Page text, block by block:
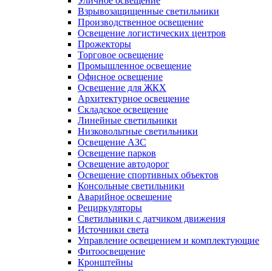
Взрывозащищенные светильники
Производственное освещение
Освещение логистических центров
Прожекторы
Торговое освещение
Промышленное освещение
Офисное освещение
Освещение для ЖКХ
Архитектурное освещение
Складское освещение
Линейные светильники
Низковольтные светильники
Освещение АЗС
Освещение парков
Освещение автодорог
Освещение спортивных объектов
Консольные светильники
Аварийное освещение
Рециркуляторы
Светильники с датчиком движения
Источники света
Управление освещением и комплектующие
Фитоосвещение
Кронштейны